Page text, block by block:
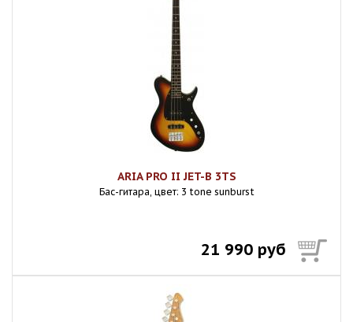
ARIA PRO II JET-B 3TS
Бас-гитара, цвет: 3 tone sunburst
21 990 руб